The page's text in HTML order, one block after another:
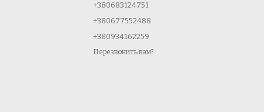
+380683124751
+380677552488
+380934162259
Перезвонить вам?